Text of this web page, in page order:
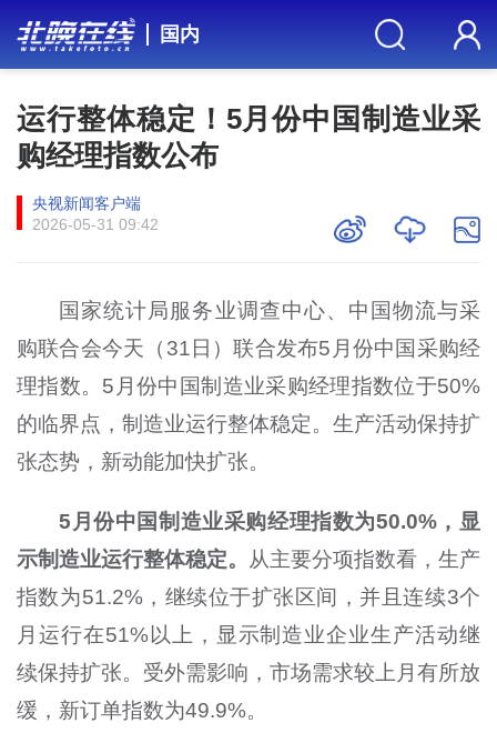
国内
运行整体稳定！5月份中国制造业采
购经理指数公布
央视新闻客户端
2026-05-31 09:42
国家统计局服务业调查中心、中国物流与采
购联合会今天（31日）联合发布5月份中国采购经
理指数。5月份中国制造业采购经理指数位于50%
的临界点，制造业运行整体稳定。生产活动保持扩
张态势，新动能加快扩张。
5月份中国制造业采购经理指数为50.0%，显
示制造业运行整体稳定。 从主要分项指数看，生产
指数为51.2%，继续位于扩张区间，并且连续3个
月运行在51%以上，显示制造业企业生产活动继
续保持扩张。受外需影响，市场需求较上月有所放
缓，新订单指数为49.9%。